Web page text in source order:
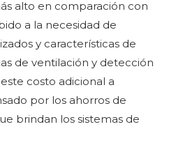
alto en comparación con
a la necesidad de
y características de
de ventilación y detección
costo adicional a
por los ahorros de
brindan los sistemas de